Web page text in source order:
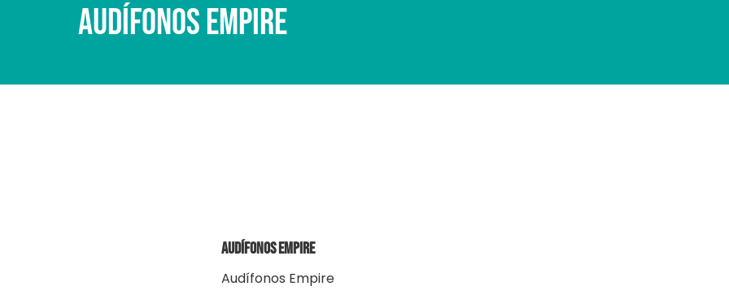
Audífonos Empire
Audífonos Empire
Audífonos Empire